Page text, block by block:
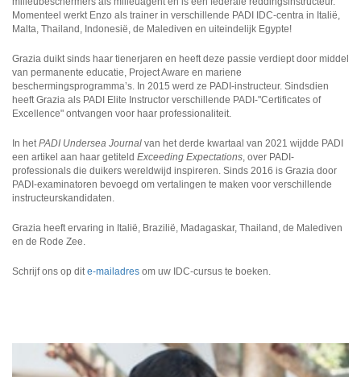
Momenteel werkt Enzo als trainer in verschillende PADI IDC-centra in Italië,
Malta, Thailand, Indonesië, de Malediven en uiteindelijk Egypte!
Grazia duikt sinds haar tienerjaren en heeft deze passie verdiept door middel
van permanente educatie, Project Aware en mariene
beschermingsprogramma’s. In 2015 werd ze PADI-instructeur. Sindsdien
heeft Grazia als PADI Elite Instructor verschillende PADI-"Certificates of
Excellence" ontvangen voor haar professionaliteit.
In hetPADI Undersea Journal van het derde kwartaal van 2021 wijdde PADI
een artikel aan haar getiteld Exceeding Expectations, over PADI-
professionals die duikers wereldwijd inspireren. Sinds 2016 is Grazia door
PADI-examinatoren bevoegd om vertalingen te maken voor verschillende
instructeurskandidaten.
Grazia heeft ervaring in Italië, Brazilië, Madagaskar, Thailand, de Malediven
en de Rode Zee.
Schrijf ons op dite-mailadres om uw IDC-cursus te boeken.